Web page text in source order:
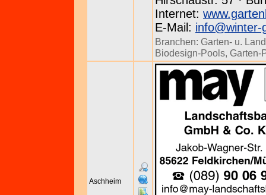
Internet:
E-Mail:
Branchen: Garten- u.
Biodesign-Pools, Garten-
Aschheim